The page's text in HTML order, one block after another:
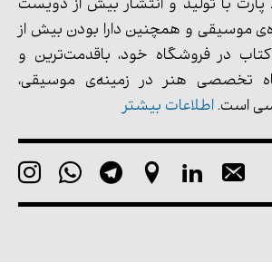
با تولید و انتشار بیش از دویست
موسیقی و همچنین دارا بودن بیش از
در فروشگاه خود، باقدمت‌ترین و
تخصصی هنر در زمینه‌ی موسیقی،
است. اطلاعات بیشتر